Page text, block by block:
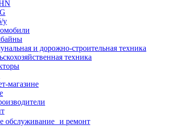
у
и дорожно-строительная техника
техника
магазине
обслуживание и ремонт